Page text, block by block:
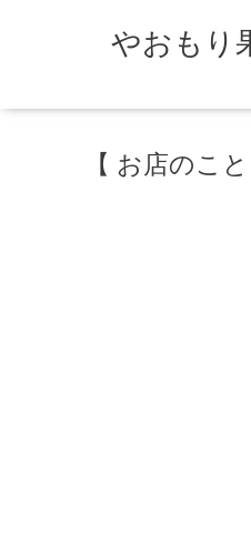
やおもり
【 お店のこ